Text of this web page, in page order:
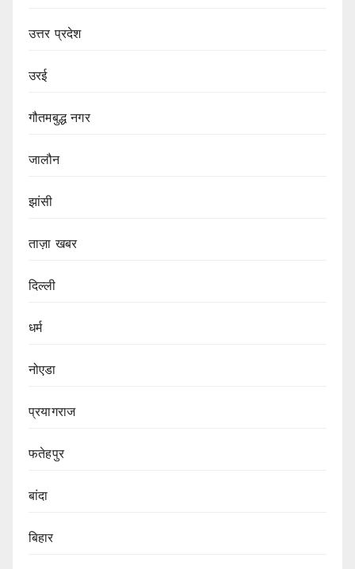
उत्तर प्रदेश
उरई
गौतमबुद्ध नगर
जालौन
झांसी
ताज़ा खबर
दिल्ली
धर्म
नोएडा
प्रयागराज
फतेहपुर
बांदा
बिहार